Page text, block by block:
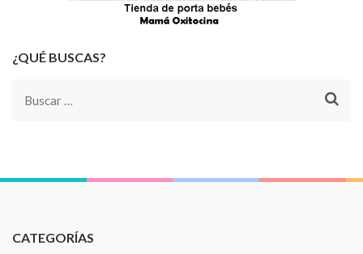
¿QUÉ BUSCAS?
Buscar:
CATEGORÍAS